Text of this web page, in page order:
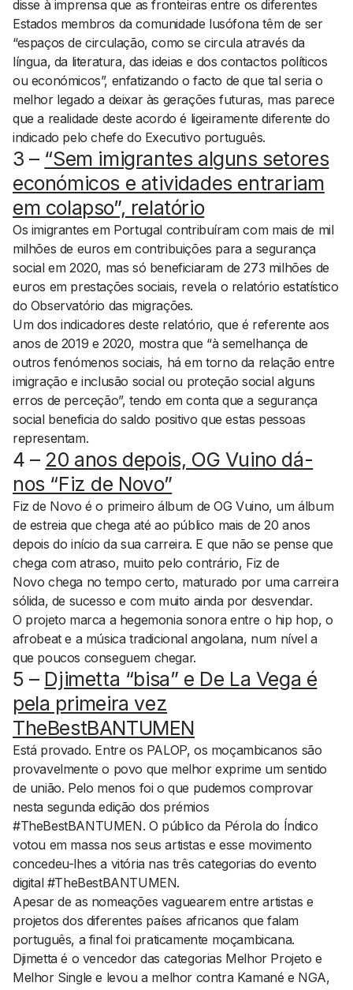
disse à imprensa que as fronteiras entre os diferentes
Estados membros da comunidade lusófona têm de ser
“espaços de circulação, como se circula através da
língua, da literatura, das ideias e dos contactos políticos
ou económicos”, enfatizando o facto de que tal seria o
melhor legado a deixar às gerações futuras, mas parece
que a realidade deste acordo é ligeiramente diferente do
indicado pelo chefe do Executivo português.
3 – “Sem imigrantes alguns setores
económicos e atividades entrariam
em colapso”, relatório
Os imigrantes em Portugal contribuíram com mais de mil
milhões de euros em contribuições para a segurança
social em 2020, mas só beneficiaram de 273 milhões de
euros em prestações sociais, revela o relatório estatístico
do Observatório das migrações.
Um dos indicadores deste relatório, que é referente aos
anos de 2019 e 2020, mostra que “à semelhança de
outros fenómenos sociais, há em torno da relação entre
imigração e inclusão social ou proteção social alguns
erros de perceção”, tendo em conta que a segurança
social beneficia do saldo positivo que estas pessoas
representam.
4 – 20 anos depois, OG Vuino dá-
nos “Fiz de Novo”
Fiz de Novo é o primeiro álbum de OG Vuino, um álbum
de estreia que chega até ao público mais de 20 anos
depois do início da sua carreira. E que não se pense que
chega com atraso, muito pelo contrário, Fiz de
Novo chega no tempo certo, maturado por uma carreira
sólida, de sucesso e com muito ainda por desvendar.
O projeto marca a hegemonia sonora entre o hip hop, o
afrobeat e a música tradicional angolana, num nível a
que poucos conseguem chegar.
5 – Djimetta “bisa” e De La Vega é
pela primeira vez
TheBestBANTUMEN
Está provado. Entre os PALOP, os moçambicanos são
provavelmente o povo que melhor exprime um sentido
de união. Pelo menos foi o que pudemos comprovar
nesta segunda edição dos prémios
#TheBestBANTUMEN. O público da Pérola do Índico
votou em massa nos seus artistas e esse movimento
concedeu-lhes a vitória nas três categorias do evento
digital #TheBestBANTUMEN.
Apesar de as nomeações vaguearem entre artistas e
projetos dos diferentes países africanos que falam
português, a final foi praticamente moçambicana.
Djimetta é o vencedor das categorias Melhor Projeto e
Melhor Single e levou a melhor contra Kamané e NGA,